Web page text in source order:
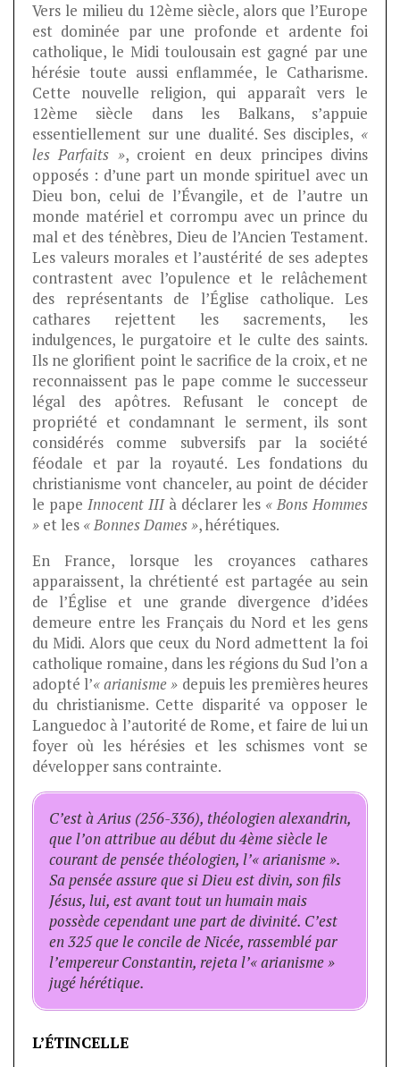
Vers le milieu du 12ème siècle, alors que l’Europe
est dominée par une profonde et ardente foi
catholique, le Midi toulousain est gagné par une
hérésie toute aussi enflammée, le Catharisme.
Cette nouvelle religion, qui apparaît vers le
12ème siècle dans les Balkans, s’appuie
essentiellement sur une dualité. Ses disciples, «
les Parfaits », croient en deux principes divins
opposés : d’une part un monde spirituel avec un
Dieu bon, celui de l’Évangile, et de l’autre un
monde matériel et corrompu avec un prince du
mal et des ténèbres, Dieu de l’Ancien Testament.
Les valeurs morales et l’austérité de ses adeptes
contrastent avec l’opulence et le relâchement
des représentants de l’Église catholique. Les
cathares rejettent les sacrements, les
indulgences, le purgatoire et le culte des saints.
Ils ne glorifient point le sacrifice de la croix, et ne
reconnaissent pas le pape comme le successeur
légal des apôtres. Refusant le concept de
propriété et condamnant le serment, ils sont
considérés comme subversifs par la société
féodale et par la royauté. Les fondations du
christianisme vont chanceler, au point de décider
le papeInnocent IIIà déclarer les « Bons Hommes
» et les « Bonnes Dames », hérétiques.
En France, lorsque les croyances cathares
apparaissent, la chrétienté est partagée au sein
de l’Église et une grande divergence d’idées
demeure entre les Français du Nord et les gens
du Midi. Alors que ceux du Nord admettent la foi
catholique romaine, dans les régions du Sud l’on a
adopté l’« arianisme » depuis les premières heures
du christianisme. Cette disparité va opposer le
Languedoc à l’autorité de Rome, et faire de lui un
foyer où les hérésies et les schismes vont se
développer sans contrainte.
C’est à Arius (256-336), théologien alexandrin,
que l’on attribue au début du 4ème siècle le
courant de pensée théologien, l’« arianisme ».
Sa pensée assure que si Dieu est divin, son fils
Jésus, lui, est avant tout un humain mais
possède cependant une part de divinité. C’est
en 325 que le concile de Nicée, rassemblé par
l’empereur Constantin, rejeta l’« arianisme »
jugé hérétique.
L’ÉTINCELLE